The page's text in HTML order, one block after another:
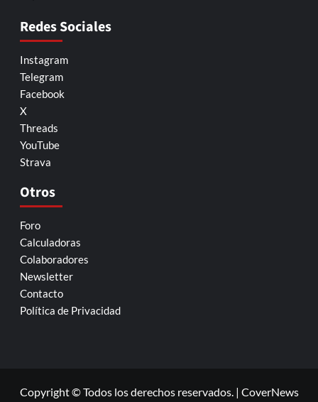
Redes Sociales
Instagram
Telegram
Facebook
X
Threads
YouTube
Strava
Otros
Foro
Calculadoras
Colaboradores
Newsletter
Contacto
Política de Privacidad
Copyright © Todos los derechos reservados. | CoverNews